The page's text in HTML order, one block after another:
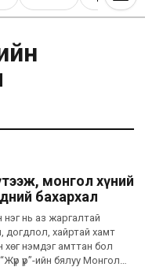
монгол хүний
бахархал
нэг нь аз жаргалтай
догдлол, хайртай хамт
нэмдэг амттан бол
үр”-ийн бялуу Монголын